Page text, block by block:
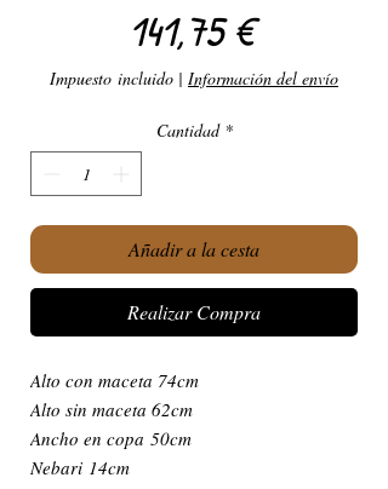
141,75 €Precio
Impuesto incluido | Información del envío
Cantidad *
Añadir a la cesta
Realizar Compra
Alto con maceta 74cm
Alto sin maceta 62cm
Ancho en copa 50cm
Nebari 14cm